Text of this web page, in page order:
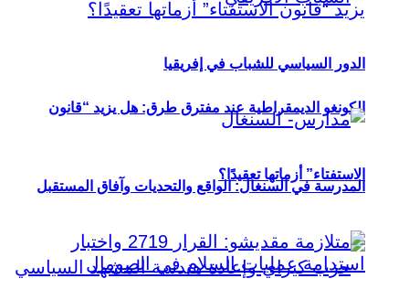
الكونغو الديمقراطية عند مفترق طرق: هل يزيد “قانون
الاستفتاء” أزماتها تعقيدًا؟
الدور السياسي للشباب في إفريقيا
المدرسة في السنغال: الواقع والتحديات وآفاق المستقبل